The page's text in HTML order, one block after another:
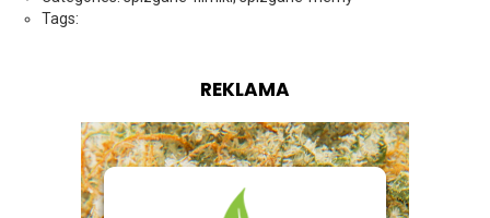
Tags:
REKLAMA